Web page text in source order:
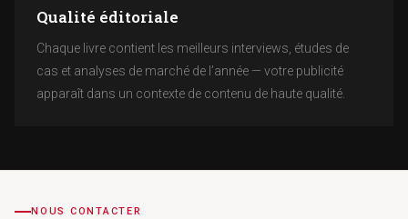
Qualité éditoriale
Chaque livre contient les meilleurs interviews, études de
cas et analyses de marché de l’année — votre publicité
apparaît dans un contexte de contenu de haute qualité.
NOUS CONTACTER